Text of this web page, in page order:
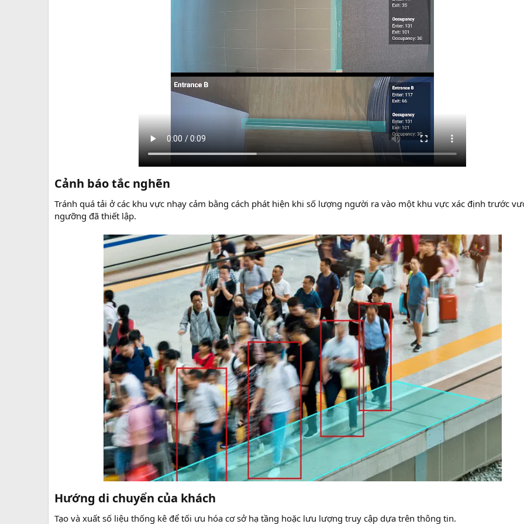
Cảnh báo tắc nghẽn​
Tránh quá tải ở các khu vực nhạy cảm bằng cách phát hiện khi số lượng người ra vào một khu vực xác định trước
ngưỡng đã thiết lập.
Hướng di chuyển của khách​
Tạo và xuất số liệu thống kê để tối ưu hóa cơ sở hạ tầng hoặc lưu lượng truy cập dựa trên thông tin.